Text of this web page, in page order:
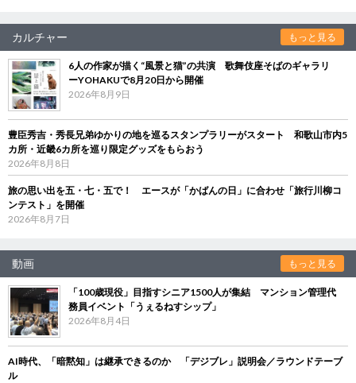
カルチャー もっと見る
6人の作家が描く“風景と猫”の共演 歌舞伎座そばのギャラリ
ーYOHAKUで8月20日から開催
2026年8月9日
豊臣秀吉・秀長兄弟ゆかりの地を巡るスタンプラリーがスタート 和歌山市内5
カ所・近畿6カ所を巡り限定グッズをもらおう
2026年8月8日
旅の思い出を五・七・五で！ エースが「かばんの日」に合わせ「旅行川柳コ
ンテスト」を開催
2026年8月7日
動画 もっと見る
「100歳現役」目指すシニア1500人が集結 マンション管理代
務員イベント「うぇるねすシップ」
2026年8月4日
AI時代、「暗黙知」は継承できるのか 「デジブレ」説明会／ラウンドテーブ
ル